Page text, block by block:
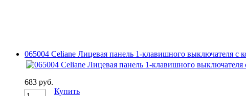
065004 Celianе Лицевая панель 1-клавишного выключателя с
683 руб.
Купить